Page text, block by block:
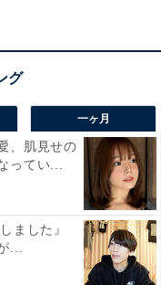
一ヶ月
、肌見せの
ってい...
ました』
...